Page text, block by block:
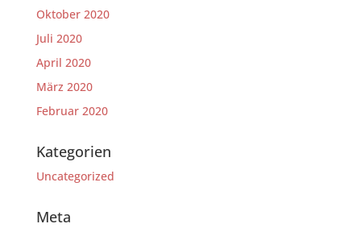
Oktober 2020
Juli 2020
April 2020
März 2020
Februar 2020
Kategorien
Uncategorized
Meta